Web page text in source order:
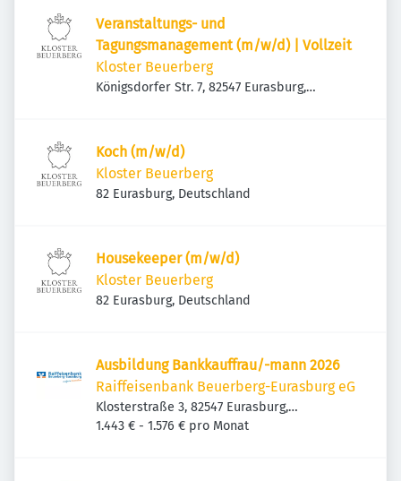
Veranstaltungs- und
Tagungsmanagement (m/w/d) | Vollzeit
Kloster Beuerberg
Königsdorfer Str. 7, 82547 Eurasburg,
Koch (m/w/d)
Kloster Beuerberg
82 Eurasburg, Deutschland
Housekeeper (m/w/d)
Kloster Beuerberg
82 Eurasburg, Deutschland
Ausbildung Bankkauffrau/-mann 2026
Raiffeisenbank Beuerberg-Eurasburg eG
Klosterstraße 3, 82547 Eurasburg,
Deutschland
1.443 € - 1.576 € pro Monat